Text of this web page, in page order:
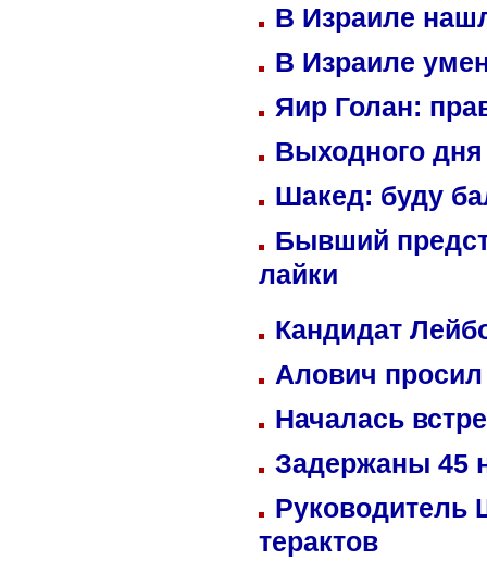
В Израиле
В Израиле
Яир Голан:
Выходного
Шакед: буду
Бывший
лайки
Кандидат
Алович просил
Началась
Задержаны 45
Руководитель
терактов